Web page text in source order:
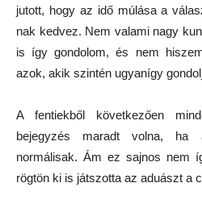
jutott, hogy az idő múlása a
nak kedvez. Nem valami nagy
is így gondolom, és nem
azok, akik szintén ugyanígy
A fentiekből következően
bejegyzés maradt volna,
normálisak. Ám ez sajnos nem
rögtön ki is játszotta az aduászt a